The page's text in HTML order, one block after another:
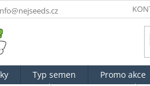
Typ semen Promo akce